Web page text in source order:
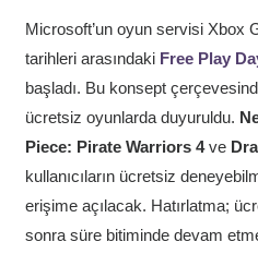
Microsoft’un oyun servisi Xbox
tarihleri arasındaki Free Play
başladı. Bu konsept
ücretsiz oyunlarda duyuruldu.
Piece: Pirate Warriors 4ve
kullanıcıların ücretsiz
erişime açılacak. Hatırlatma;
sonra süre bitiminde devam